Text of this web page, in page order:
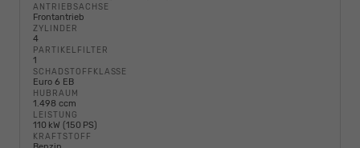
ANTRIEBSACHSE
Frontantrieb
ZYLINDER
4
PARTIKELFILTER
1
SCHADSTOFFKLASSE
Euro 6 EB
HUBRAUM
1.498 ccm
LEISTUNG
110 kW (150 PS)
KRAFTSTOFF